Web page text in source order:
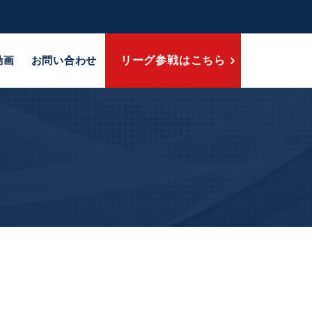
画 お問い合わせ リーグ参戦はこちら